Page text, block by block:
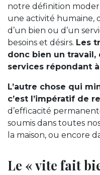
notre définition
une activité humaine,
d’un bien ou d’un
besoins et désirs. Les
donc bien un
services répondant
L’autre chose qui
c’est l’impératif de
d’efficacité
soumis dans toutes
la maison, ou encore
Le « vite fait